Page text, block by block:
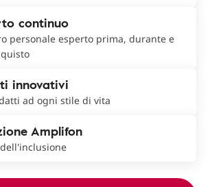
continuo
personale esperto prima, durante e
innovativi
ad ogni stile di vita
Amplifon